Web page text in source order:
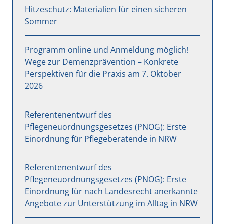
Hitzeschutz: Materialien für einen sicheren
Sommer
Programm online und Anmeldung möglich!
Wege zur Demenzprävention – Konkrete
Perspektiven für die Praxis am 7. Oktober
2026
Referentenentwurf des
Pflegeneuordnungsgesetzes (PNOG): Erste
Einordnung für Pflegeberatende in NRW
Referentenentwurf des
Pflegeneuordnungsgesetzes (PNOG): Erste
Einordnung für nach Landesrecht anerkannte
Angebote zur Unterstützung im Alltag in NRW